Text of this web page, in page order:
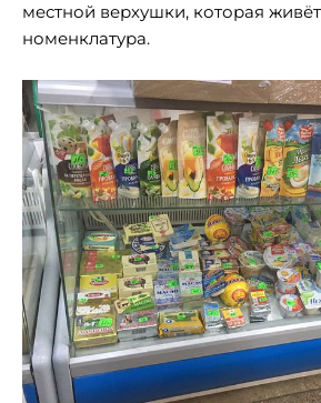
местной верхушки, которая
номенклатура.